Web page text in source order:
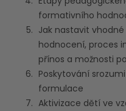
formativního
Jak nastavit
hodnocení, proces
přínos a možnosti
Poskytování
formulace
Aktivizace dětí ve